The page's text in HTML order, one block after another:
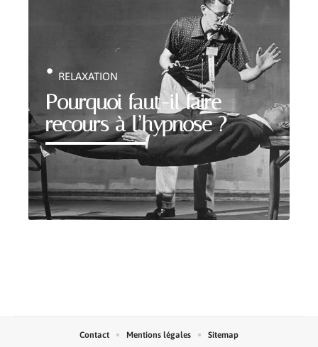
Pourquoi faut-il faire
recours à l’hypnose ?
RELAXATION
Contact Mentions légales Sitemap